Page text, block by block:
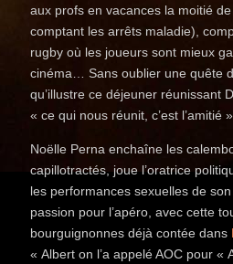
aux profs en vacances la moitié de
comptant les arrêts maladie),
rugby où les joueurs sont mieux
cinéma… Sans oublier une quête
qu’illustre ce déjeuner réunissant
« ce qui nous réunit, c’est l’amitié
Noëlle Perna enchaîne les
capillotractés, joue l’oratrice
les performances sexuelles de
passion pour l’apéro, avec cette
bourguignonnes déjà contée dans
« Albert on l’a appelé AOC pour «